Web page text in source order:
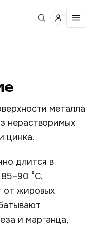
металла
нерастворимых
цинка.
длится в
°C.
от жировых
и марганца,